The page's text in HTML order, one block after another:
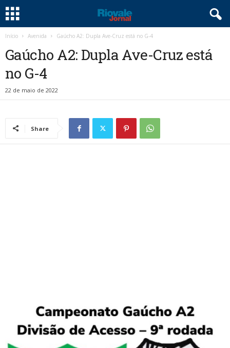
Início Avenida Gaúcho A2: Dupla Ave-Cruz está no G-4
Gaúcho A2: Dupla Ave-Cruz está
no G-4
22 de maio de 2022
Share